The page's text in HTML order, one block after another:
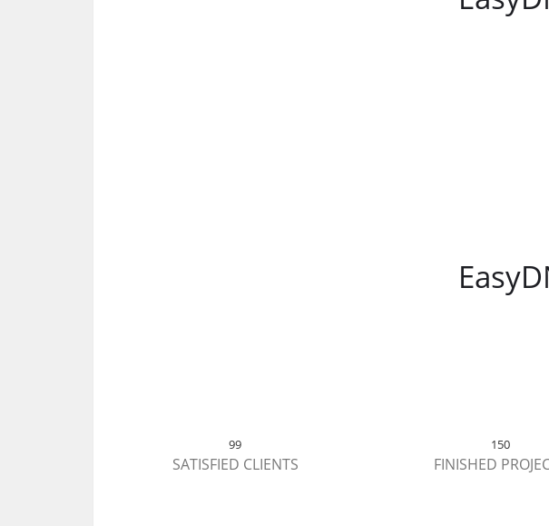
99
SATISFIED CLIENTS
150
FINISHED